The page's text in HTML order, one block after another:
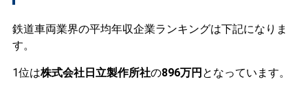
鉄道車両業界の平均年収企業ランキングは下記になりま
す。
1位は株式会社日立製作所社の896万円 となっています。